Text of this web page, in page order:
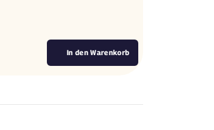
In den Warenkorb